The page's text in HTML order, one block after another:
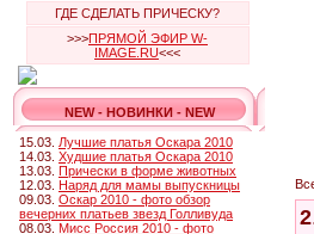
ГДЕ СДЕЛАТЬ ПРИЧЕСКУ?
>>>ПРЯМОЙ ЭФИР W-
IMAGE.RU<<<
NEW - НОВИНКИ - NEW
15.03. Лучшие платья Оскара 2010
14.03. Худшие платья Оскара 2010
13.03. Прически в форме животных
12.03. Наряд для мамы выпускницы
09.03. Оскар 2010 - фото обзор
вечерних платьев звезд Голливуда
08.03. Мисс Россия 2010 - фото
2